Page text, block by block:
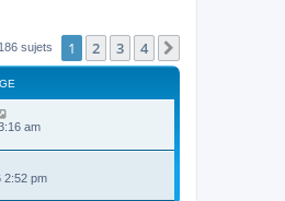
186 sujets 1 2 3 4
am
2:52 pm